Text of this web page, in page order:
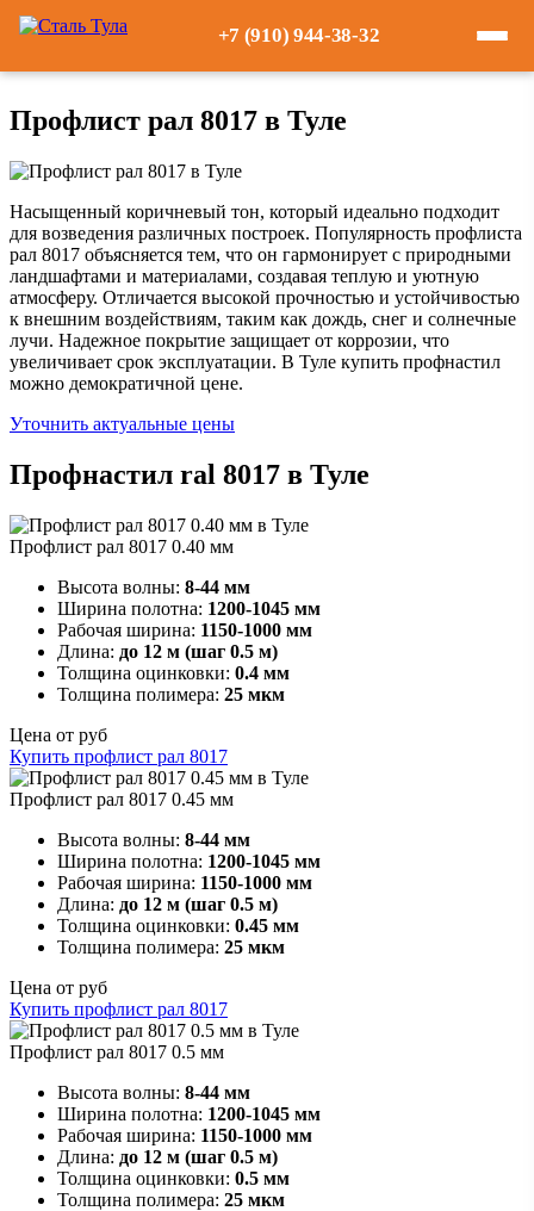
+7 (910) 944-38-32
Профлист рал 8017 в Туле
Насыщенный коричневый тон, который идеально подходит
для возведения различных построек. Популярность профлиста
рал 8017 объясняется тем, что он гармонирует с природными
ландшафтами и материалами, создавая теплую и уютную
атмосферу. Отличается высокой прочностью и устойчивостью
к внешним воздействиям, таким как дождь, снег и солнечные
лучи. Надежное покрытие защищает от коррозии, что
увеличивает срок эксплуатации. В Туле купить профнастил
можно демократичной цене.
Уточнить актуальные цены
Профнастил ral 8017 в Туле
Профлист рал 8017 0.40 мм
Высота волны: 8-44 мм
Ширина полотна: 1200-1045 мм
Рабочая ширина: 1150-1000 мм
Длина: до 12 м (шаг 0.5 м)
Толщина оцинковки: 0.4 мм
Толщина полимера: 25 мкм
Цена от руб
Купить профлист рал 8017
Профлист рал 8017 0.45 мм
Высота волны: 8-44 мм
Ширина полотна: 1200-1045 мм
Рабочая ширина: 1150-1000 мм
Длина: до 12 м (шаг 0.5 м)
Толщина оцинковки: 0.45 мм
Толщина полимера: 25 мкм
Цена от руб
Купить профлист рал 8017
Профлист рал 8017 0.5 мм
Высота волны: 8-44 мм
Ширина полотна: 1200-1045 мм
Рабочая ширина: 1150-1000 мм
Длина: до 12 м (шаг 0.5 м)
Толщина оцинковки: 0.5 мм
Толщина полимера: 25 мкм